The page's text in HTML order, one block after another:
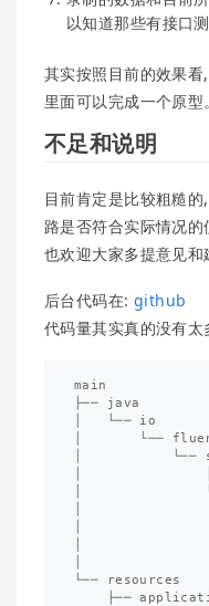
以知道那些有接口
其实按照目前的效果
里面可以完成一个原型。
不足和说明
目前肯定是比较粗糙
路是否符合实际情况
也欢迎大家多提意见
后台代码在: github
代码量其实真的没有
main
├── java
│   └── io
│       └──
│           └──
│
│
│
│
│
│
└── resources
├──